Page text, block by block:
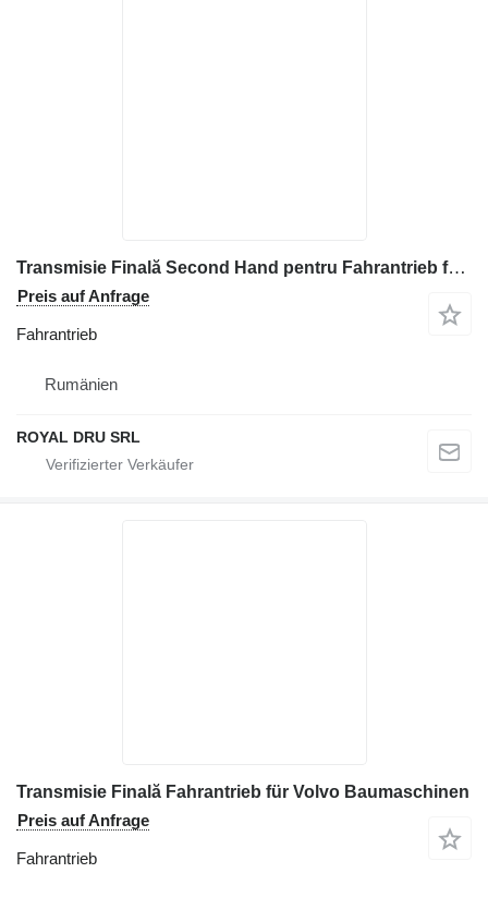
Transmisie Finală Second Hand pentru Fahrantrieb für Volvo Baumaschinen
Preis auf Anfrage
Fahrantrieb
Rumänien
ROYAL DRU SRL
Transmisie Finală Fahrantrieb für Volvo Baumaschinen
Preis auf Anfrage
Fahrantrieb